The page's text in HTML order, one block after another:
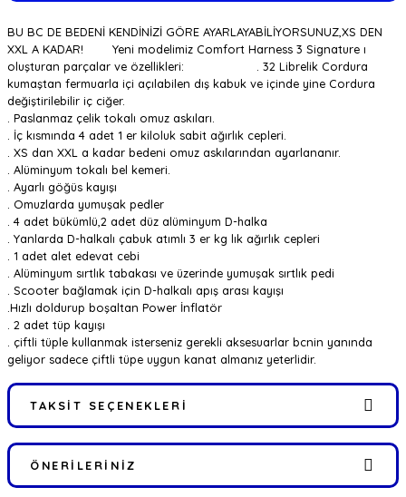
BU BC DE BEDENİ KENDİNİZİ GÖRE AYARLAYABİLİYORSUNUZ,XS DEN
XXL A KADAR! Yeni modelimiz Comfort Harness 3 Signature ı
oluşturan parçalar ve özellikleri: . 32 Librelik Cordura
kumaştan fermuarla içi açılabilen dış kabuk ve içinde yine Cordura
değiştirilebilir iç ciğer.
. Paslanmaz çelik tokalı omuz askıları.
. İç kısmında 4 adet 1 er kiloluk sabit ağırlık cepleri.
. XS dan XXL a kadar bedeni omuz askılarından ayarlananır.
. Alüminyum tokalı bel kemeri.
. Ayarlı göğüs kayışı
. Omuzlarda yumuşak pedler
. 4 adet bükümlü,2 adet düz alüminyum D-halka
. Yanlarda D-halkalı çabuk atımlı 3 er kg lık ağırlık cepleri
. 1 adet alet edevat cebi
. Alüminyum sırtlık tabakası ve üzerinde yumuşak sırtlık pedi
. Scooter bağlamak için D-halkalı apış arası kayışı
.Hızlı doldurup boşaltan Power İnflatör
. 2 adet tüp kayışı
. çiftli tüple kullanmak isterseniz gerekli aksesuarlar bcnin yanında
geliyor sadece çiftli tüpe uygun kanat almanız yeterlidir.
TAKSIT SEÇENEKLERI
ÖNERILERINIZ